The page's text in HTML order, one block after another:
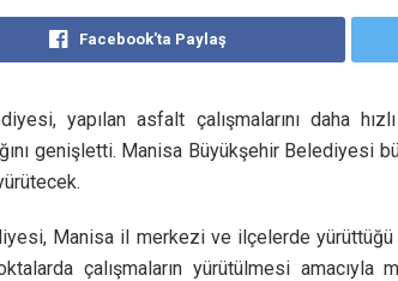
Facebook'ta Paylaş
yapılan asfalt çalışmalarını daha
genişletti. Manisa Büyükşehir Belediyesi
Manisa il merkezi ve ilçelerde yürüttüğü
çalışmaların yürütülmesi amacıyla